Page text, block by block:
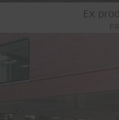
Ex